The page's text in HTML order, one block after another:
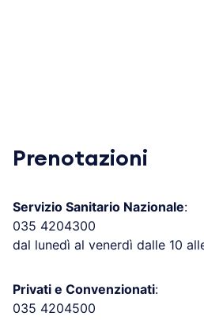
Prenotazioni
Servizio Sanitario Nazionale:
035 4204300
dal lunedì al venerdì dalle 10
Privati e Convenzionati:
035 4204500